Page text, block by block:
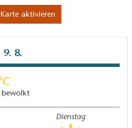
Karte aktivieren
9. 8.
bewölkt
Dienstag